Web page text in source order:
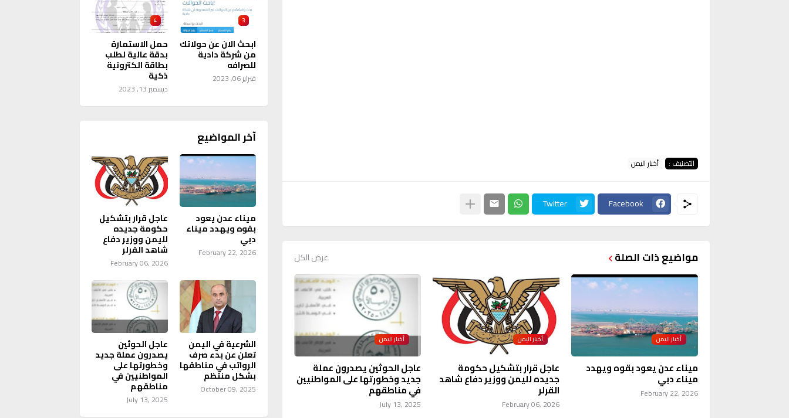
التصنيف : أخبار اليمن
Facebook
Twitter
مواضيع ذات الصلة عرض الكل
أخبار اليمن
ميناء عدن يعود بقوه ويهدد
ميناء دبي
February 22, 2026
أخبار اليمن
عاجل قرار بتشكيل حكومة
جديده لليمن ووزير دفاع شاهد
القرلر
February 06, 2026
أخبار اليمن
عاجل الحوثين يصدرون عملة
جديد وخطورتها على المواطنيين
في مناطقهم
July 13, 2025
3
ابحث الان عن حولاتك
من شركة دادية
للصرافه
فبراير 06, 2023
4
حمل الاستمارة
بدقة عالية لطلب
بطاقة الكترونية
ذكية
ديسمبر 13, 2023
آخر المواضيع
ميناء عدن يعود
بقوه ويهدد ميناء
دبي
February 22, 2026
عاجل قرار بتشكيل
حكومة جديده
لليمن ووزير دفاع
شاهد القرلر
February 06, 2026
الشرعية في اليمن
تعلن عن بدء صرف
الرواتب في مناطقها
بشكل منتظم
October 09, 2025
عاجل الحوثين
يصدرون عملة جديد
وخطورتها على
المواطنيين في
مناطقهم
July 13, 2025